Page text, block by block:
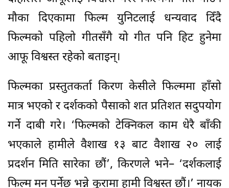
फिल्म मन पर्नेछ भन्ने कुरामा हामी विश्वस्त छौं।’ नायक
पुष्प खड्काले गीत सार्वजनिक भएपश्चात् अब
दर्शकको प्रतिक्रिया कुरिरहेको बताए भने नायिका
मेहनत गरेको र दर्शकको साथ र मायाको खाँचो रहेको
बताइन्। अर्की नायिका वर्षा राउतले फिल्मको गीत
आफूलाई निकै मन परेको र दर्शकले झन माया
गरिदिनुपर्ने बताइन्।
कमेडी जनराको फिल्ममा निरुता सिंह र हरिवंश